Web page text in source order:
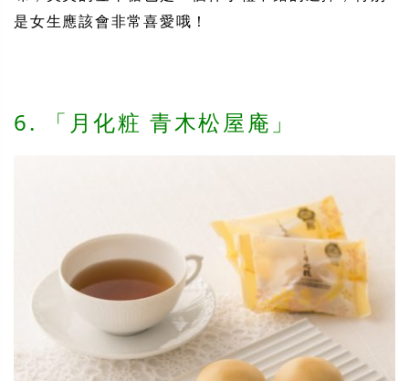
是女生應該會非常喜愛哦！
6. 「月化粧 青木松屋庵」